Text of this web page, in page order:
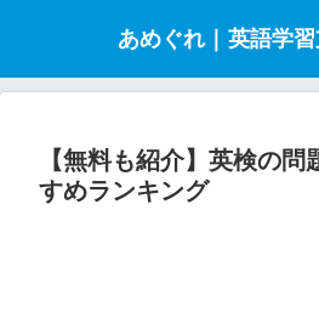
あめぐれ｜英語学
【無料も紹介】英検の
すめランキング